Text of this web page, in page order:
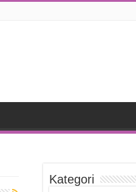
Kategori